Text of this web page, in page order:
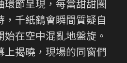
環節呈現，每當甜甜圈
，千紙鶴會瞬間質疑自
始在空中混亂地盤旋。
上揭曉，現場的同窗們